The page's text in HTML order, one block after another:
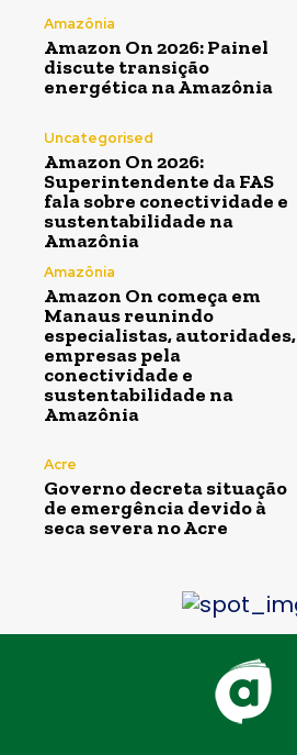
Amazônia
Amazon On 2026: Painel
discute transição
energética na Amazônia
Uncategorised
Amazon On 2026:
Superintendente da FAS
fala sobre conectividade e
sustentabilidade na
Amazônia
Amazônia
Amazon On começa em
Manaus reunindo
especialistas, autoridades,
empresas pela
conectividade e
sustentabilidade na
Amazônia
Acre
Governo decreta situação
de emergência devido à
seca severa no Acre